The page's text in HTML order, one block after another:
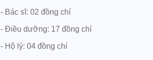
- Bác sĩ: 02 đồng chí
- Điều dưỡng: 17 đồng chí
- Hộ lý: 04 đồng chí